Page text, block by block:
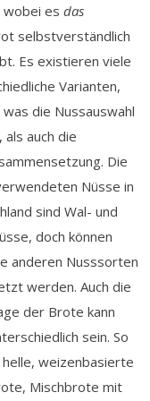
es das
selbstverständlich
Es existieren viele
Varianten,
die Nussauswahl
als auch die
Die
Nüsse in
sind Wal- und
doch können
anderen Nusssorten
werden. Auch die
der Brote kann
sein. So
weizenbasierte
Mischbrote mit